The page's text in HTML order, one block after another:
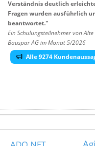
Verständnis deutlich
Fragen wurden ausführlich
beantwortet."
Ein Schulungsteilnehmer von
Bauspar AG im Monat 5/2026
Alle 9274